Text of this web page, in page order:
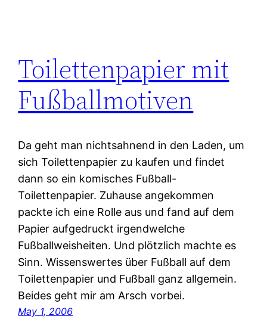
Toilettenpapier mit
Fußballmotiven
Da geht man nichtsahnend in den Laden, um
sich Toilettenpapier zu kaufen und findet
dann so ein komisches Fußball-
Toilettenpapier. Zuhause angekommen
packte ich eine Rolle aus und fand auf dem
Papier aufgedruckt irgendwelche
Fußballweisheiten. Und plötzlich machte es
Sinn. Wissenswertes über Fußball auf dem
Toilettenpapier und Fußball ganz allgemein.
Beides geht mir am Arsch vorbei.
May 1, 2006